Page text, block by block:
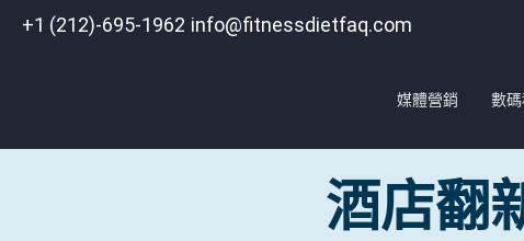
+1 (212)-695-1962 info@fitnessdietfaq.com
媒體營銷 數
酒店翻